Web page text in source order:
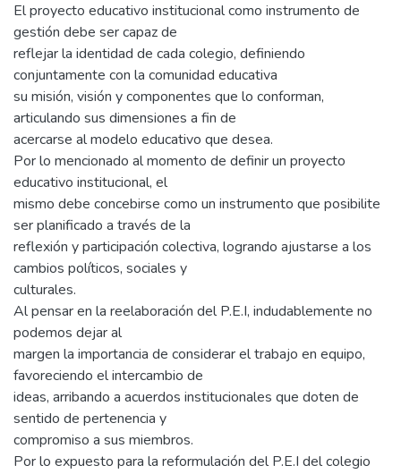
El proyecto educativo institucional como instrumento de
gestión debe ser capaz de
reflejar la identidad de cada colegio, definiendo
conjuntamente con la comunidad educativa
su misión, visión y componentes que lo conforman,
articulando sus dimensiones a fin de
acercarse al modelo educativo que desea.
Por lo mencionado al momento de definir un proyecto
educativo institucional, el
mismo debe concebirse como un instrumento que posibilite
ser planificado a través de la
reflexión y participación colectiva, logrando ajustarse a los
cambios políticos, sociales y
culturales.
Al pensar en la reelaboración del P.E.I, indudablemente no
podemos dejar al
margen la importancia de considerar el trabajo en equipo,
favoreciendo el intercambio de
ideas, arribando a acuerdos institucionales que doten de
sentido de pertenencia y
compromiso a sus miembros.
Por lo expuesto para la reformulación del P.E.I del colegio